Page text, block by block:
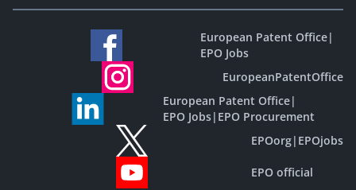
European Patent Office|
EPO Jobs
EuropeanPatentOffice
European Patent Office|
EPO Jobs| EPO Procurement
EPOorg| EPOjobs
EPO official